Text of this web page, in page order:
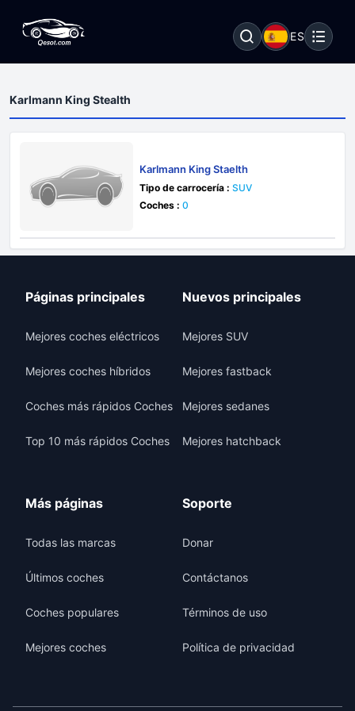
ES
Karlmann King Stealth
Karlmann King Staelth
Tipo de carrocería : SUV
Coches : 0
Páginas principales
Mejores coches eléctricos
Mejores coches híbridos
Coches más rápidos Coches
Top 10 más rápidos Coches
Nuevos principales
Mejores SUV
Mejores fastback
Mejores sedanes
Mejores hatchback
Más páginas
Todas las marcas
Últimos coches
Coches populares
Mejores coches
Soporte
Donar
Contáctanos
Términos de uso
Política de privacidad